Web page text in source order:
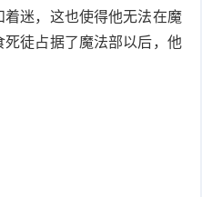
迷，这也使得他无法在魔
徒占据了魔法部以后，他